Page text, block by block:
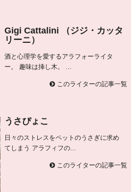
Gigi Cattalini （ジジ・カッタ
リーニ）
酒と心理学を愛するアラフォーライタ
ー。 趣味は挿し木。 ...
このライターの記事一覧
うさぴょこ
日々のストレスをペットのうさぎに求め
てしまう アラフィフの...
このライターの記事一覧